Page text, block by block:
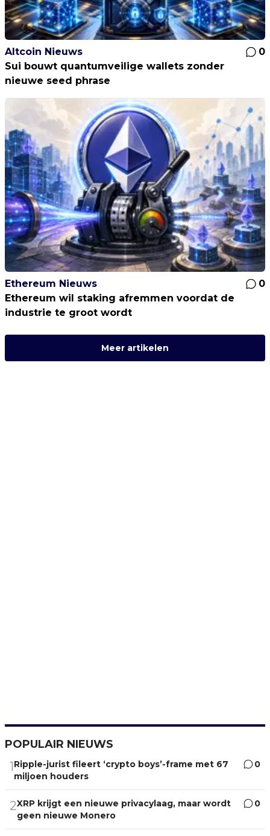
Altcoin Nieuws
0
Sui bouwt quantumveilige wallets zonder
nieuwe seed phrase
Ethereum Nieuws
0
Ethereum wil staking afremmen voordat de
industrie te groot wordt
Meer artikelen
POPULAIR NIEUWS
1Ripple-jurist fileert ‘crypto boys’-frame met 67
miljoen houders
0
2XRP krijgt een nieuwe privacylaag, maar wordt
geen nieuwe Monero
0